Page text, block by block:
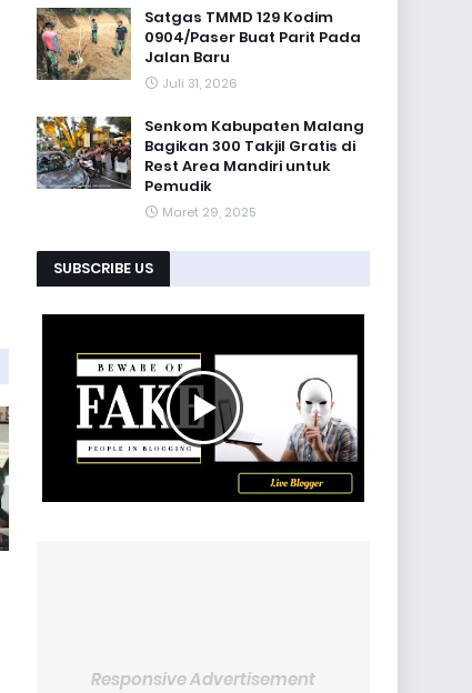
Satgas TMMD 129 Kodim
0904/Paser Buat Parit Pada
Jalan Baru
Juli 31, 2026
Senkom Kabupaten Malang
Bagikan 300 Takjil Gratis di
Rest Area Mandiri untuk
Pemudik
Maret 29, 2025
SUBSCRIBE US
Responsive Advertisement